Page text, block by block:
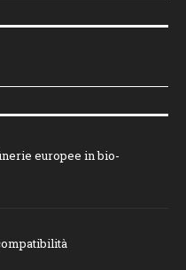
europee in bio-